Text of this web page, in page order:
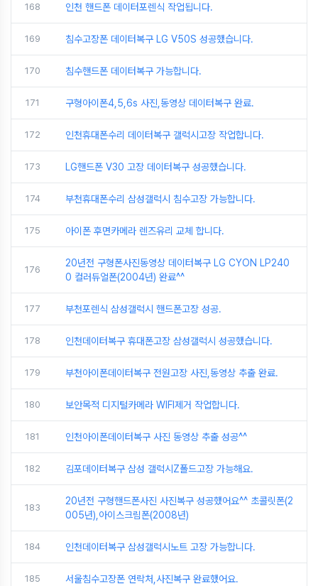
168 인천 핸드폰 데이터포렌식 작업됩니다.
169 침수고장폰 데이터복구 LG V50S 성공했습니다.
170 침수핸드폰 데이터복구 가능합니다.
171 구형아이폰4,5,6s 사진,동영상 데이터복구 완료.
172 인천휴대폰수리 데이터복구 갤럭시고장 작업합니다.
173 LG핸드폰 V30 고장 데이터복구 성공했습니다.
174 부천휴대폰수리 삼성갤럭시 침수고장 가능합니다.
175 아이폰 후면카메라 렌즈유리 교체 합니다.
176
20년전 구형폰사진동영상 데이터복구 LG CYON LP240
0 컬러듀얼폰(2004년) 완료^^
177 부천포렌식 삼성갤럭시 핸드폰고장 성공.
178 인천데이터복구 휴대폰고장 삼성갤럭시 성공했습니다.
179 부천아이폰데이터복구 전원고장 사진,동영상 추출 완료.
180 보안목적 디지털카메라 WIFI제거 작업합니다.
181 인천아이폰데이터복구 사진 동영상 추출 성공^^
182 김포데이터복구 삼성 갤럭시Z폴드고장 가능해요.
183
20년전 구형핸드폰사진 사진복구 성공했어요^^ 초콜릿폰(2
005년),아이스크림폰(2008년)
184 인천데이터복구 삼성갤럭시노트 고장 가능합니다.
185 서울침수고장폰 연락처,사진복구 완료했어요.